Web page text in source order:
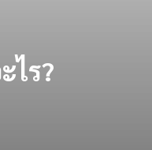
ไร?